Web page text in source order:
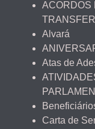
ACORDOS
Alvará
Atas de
Carta de